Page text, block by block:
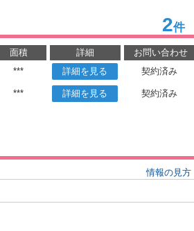
2件
面積 詳細
お問い合わせ
*** 詳細を見る 契約済み
*** 詳細を見る
契約済み
情報の見方